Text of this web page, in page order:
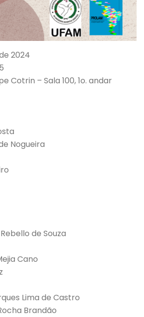
2024
Cotrin – Sala 100, 1o. andar
Nogueira
de Souza
Cano
Lima de Castro
Brandão